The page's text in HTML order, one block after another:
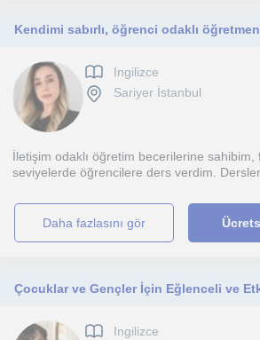
Ingilizce
Sariyer İstanbul
İletişim odaklı öğretim becerilerine sahibim,
seviyelerde öğrencilere ders verdim.
daha fazlasını gör
Ingilizce